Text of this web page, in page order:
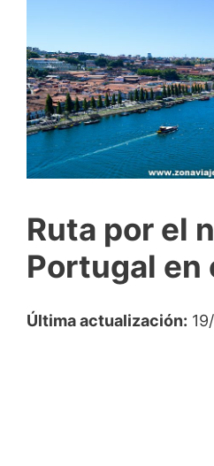
Ruta por el
Portugal en
Última actualización: